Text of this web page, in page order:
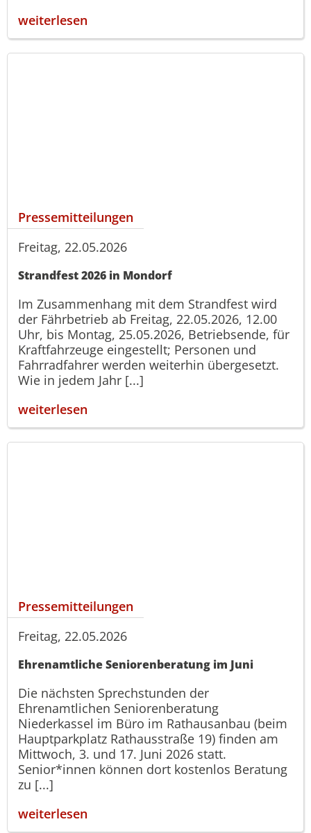
weiterlesen
Pressemitteilungen
Freitag, 22.05.2026
Strandfest 2026 in Mondorf
Im Zusammenhang mit dem Strandfest wird
der Fährbetrieb ab Freitag, 22.05.2026, 12.00
Uhr, bis Montag, 25.05.2026, Betriebsende, für
Kraftfahrzeuge eingestellt; Personen und
Fahrradfahrer werden weiterhin übergesetzt.
Wie in jedem Jahr [...]
weiterlesen
Pressemitteilungen
Freitag, 22.05.2026
Ehrenamtliche Seniorenberatung im Juni
Die nächsten Sprechstunden der
Ehrenamtlichen Seniorenberatung
Niederkassel im Büro im Rathausanbau (beim
Hauptparkplatz Rathausstraße 19) finden am
Mittwoch, 3. und 17. Juni 2026 statt.
Senior*innen können dort kostenlos Beratung
zu [...]
weiterlesen